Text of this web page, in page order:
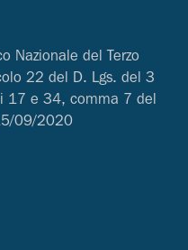
Nazionale del Terzo
22 del D. Lgs. del 3
17 e 34, comma 7 del
09/2020